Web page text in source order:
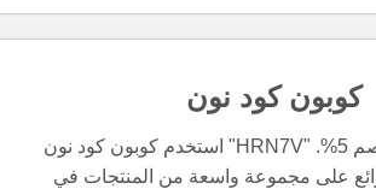
كوبون كود نون
استخدم كوبون كود نون "HRN7V" للحصول على خصم 5%.
رائع على مجموعة واسعة من المنتجات في